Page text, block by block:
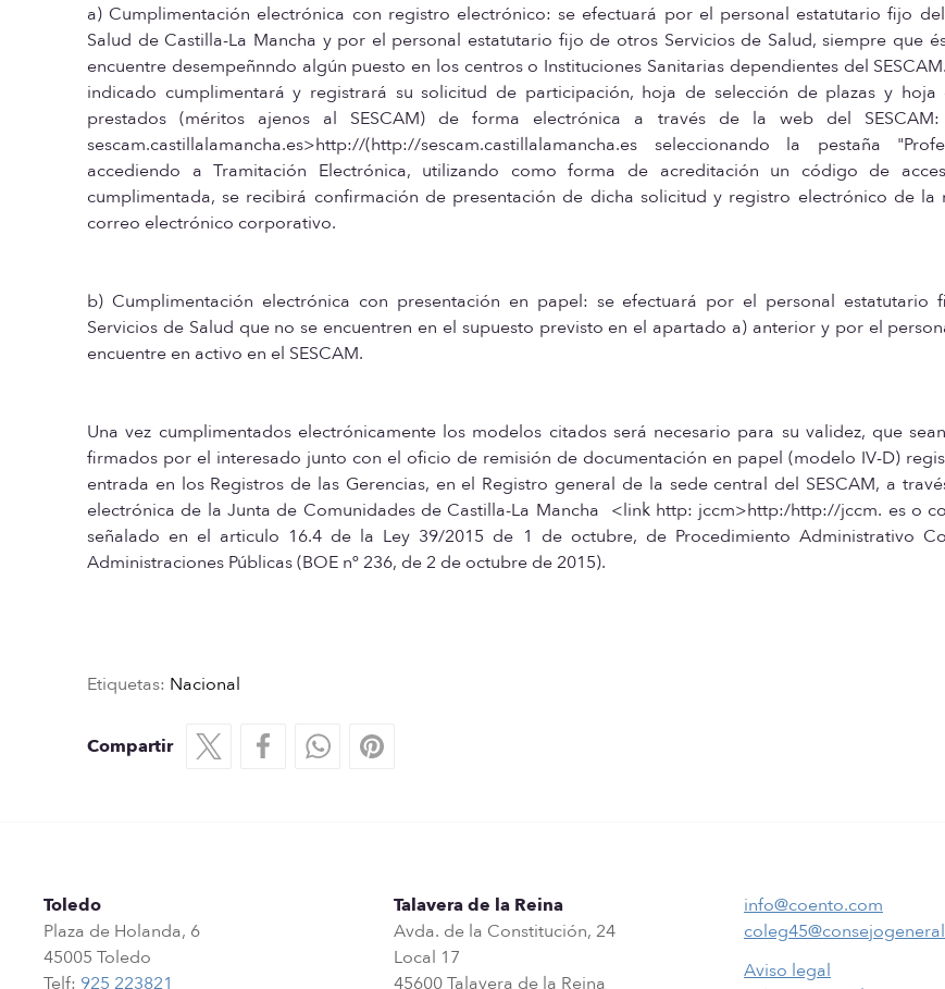
a) Cumplimentación electrónica con registro electrónico: se efectuará por el personal estatutario fijo
Salud de Castilla-La Mancha y por el personal estatutario fijo de otros Servicios de Salud, siempre que
encuentre desempeñnndo algún puesto en los centros o Instituciones Sanitarias dependientes del
indicado cumplimentará y registrará su solicitud de participación, hoja de selección de plazas y hoja
prestados (méritos ajenos al SESCAM) de forma electrónica a través de la web del
sescam.castillalamancha.es>http://(http://sescam.castillalamancha.es seleccionando la pestaña
accediendo a Tramitación Electrónica, utilizando como forma de acreditación un código de
cumplimentada, se recibirá confirmación de presentación de dicha solicitud y registro electrónico de la
correo electrónico corporativo.
b) Cumplimentación electrónica con presentación en papel: se efectuará por el personal estatutario
Servicios de Salud que no se encuentren en el supuesto previsto en el apartado a) anterior y por el
encuentre en activo en el SESCAM.
Una vez cumplimentados electrónicamente los modelos citados será necesario para su validez, que
firmados por el interesado junto con el oficio de remisión de documentación en papel (modelo IV-D)
entrada en los Registros de las Gerencias, en el Registro general de la sede central del SESCAM, a
electrónica de la Junta de Comunidades de Castilla-La Mancha <link http: jccm>http:/http://jccm. es o
señalado en el articulo 16.4 de la Ley 39/2015 de 1 de octubre, de Procedimiento Administrativo
Administraciones Públicas (BOE nº 236, de 2 de octubre de 2015).
Etiquetas: Nacional
Compartir
Toledo
Plaza de Holanda, 6
45005 Toledo
Telf: 925 223821
Talavera de la Reina
Avda. de la Constitución, 24
Local 17
45600 Talavera de la Reina
info@coento.com
Aviso legal